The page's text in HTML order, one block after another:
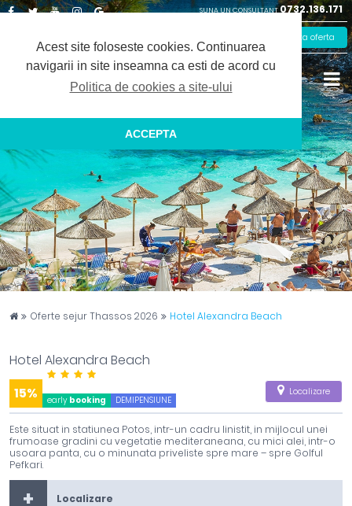
Acest site foloseste cookies. Continuarea
navigarii in site inseamna ca esti de acord cu
Politica de cookies a site-ului
ACCEPTA
Captain Travel
Oferte sejur Thassos 2026 Hotel Alexandra Beach
Hotel Alexandra Beach
15%
early booking DEMIPENSIUNE
Localizare
Este situat in statiunea Potos, intr-un cadru linistit, in mijlocul unei
frumoase gradini cu vegetatie mediteraneana, cu mici alei, intr-o
usoara panta, cu o minunata priveliste spre mare – spre Golful
Pefkari.
Localizare
SUNA UN CONSULTANT 0732.136.171
Plus
Solicita oferta